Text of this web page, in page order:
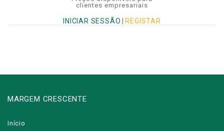
clientes empresariais
INICIAR SESSÃO |REGISTAR
MARGEM CRESCENTE
Início